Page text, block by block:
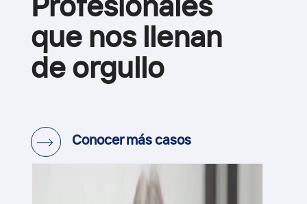
Profesionales
que nos llenan
de orgullo
Conocer más casos